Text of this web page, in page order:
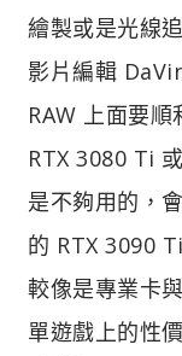
繪製或是光線
影片編輯
RAW 上面要
RTX 3080 Ti
是不夠用的，
的 RTX 3090
較像是專業卡
單遊戲上的性